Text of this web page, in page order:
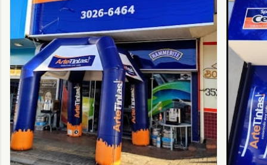
Juscelino
Kubitscheck,
3085
—
CEP
85864-
000
artetintas@artetintas.com.br
(45) 3028-1010